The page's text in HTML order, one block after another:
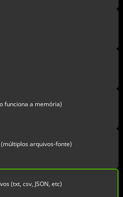
funciona a memória)
arquivos-fonte)
(txt, csv, JSON, etc)